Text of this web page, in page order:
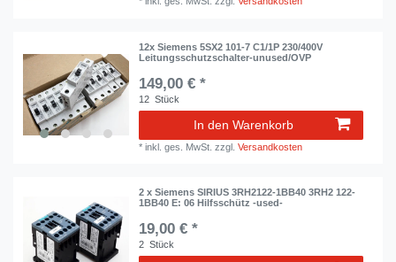
12x Siemens 5SX2 101-7 C1/1P 230/400V
Leitungsschutzschalter-unused/OVP
149,00 € *
12 Stück
In den Warenkorb
*inkl. ges. MwSt. zzgl.Versandkosten
2 x Siemens SIRIUS 3RH2122-1BB40 3RH2 122-
1BB40 E: 06 Hilfsschütz -used-
19,00 € *
2 Stück